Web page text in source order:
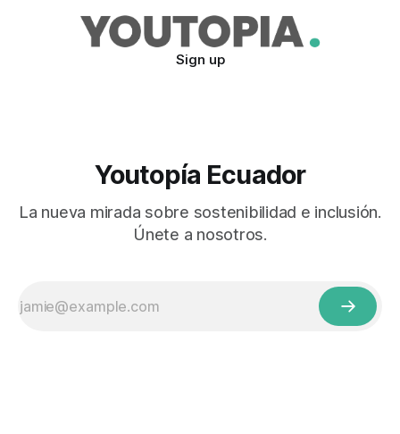
Sign up
Youtopía Ecuador
La nueva mirada sobre sostenibilidad e inclusión.
Únete a nosotros.